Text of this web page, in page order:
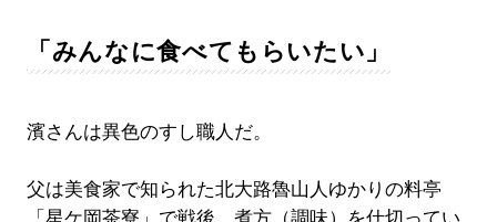
「みんなに食べてもらいたい」
濱さんは異色のすし職人だ。
父は美食家で知られた北大路魯山人ゆかりの料亭